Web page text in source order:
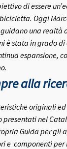
di essere
Oggi
una realtà
è stata in grado di
espansione,
alla
originali ed
presentati nel
Guida per gli
e componenti